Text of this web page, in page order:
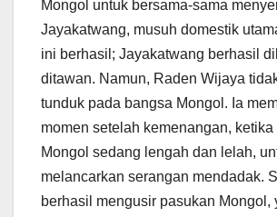
Mongol untuk bersama-sama
Jayakatwang, musuh domestik
ini berhasil; Jayakatwang berhasil
ditawan. Namun, Raden Wijaya
tunduk pada bangsa Mongol. Ia
momen setelah kemenangan, ketika
Mongol sedang lengah dan lelah,
melancarkan serangan mendadak.
berhasil mengusir pasukan Mongol,